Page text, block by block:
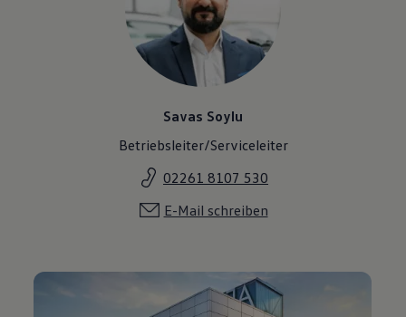
Savas Soylu
Betriebsleiter/Serviceleiter
02261 8107 530
E-Mail schreiben